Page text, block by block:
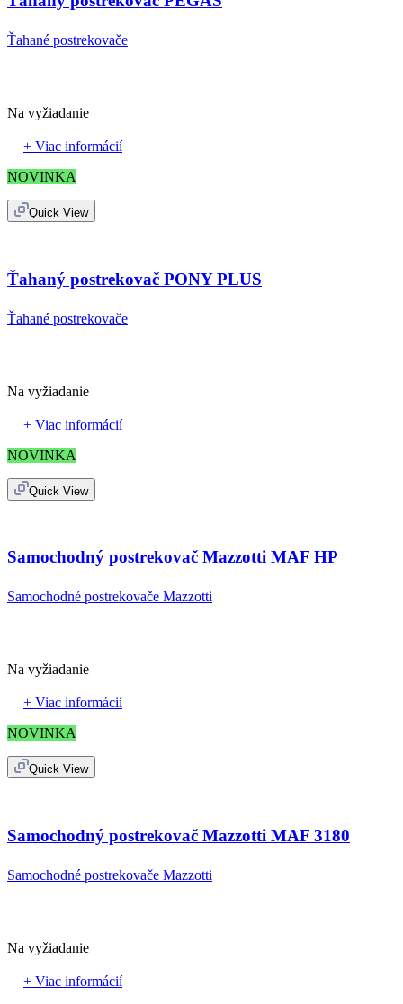
Ťahané postrekovače
Na vyžiadanie
+ Viac informácií
NOVINKA
Quick View
Ťahaný postrekovač PONY PLUS
Ťahané postrekovače
Na vyžiadanie
+ Viac informácií
NOVINKA
Quick View
Samochodný postrekovač Mazzotti MAF HP
Samochodné postrekovače Mazzotti
Na vyžiadanie
+ Viac informácií
NOVINKA
Quick View
Samochodný postrekovač Mazzotti MAF 3180
Samochodné postrekovače Mazzotti
Na vyžiadanie
+ Viac informácií